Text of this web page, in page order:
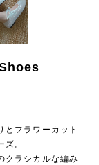
とフラワーカット
。
クラシカルな編み